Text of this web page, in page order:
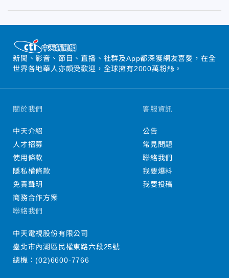
新聞、影音、節目、直播、社群及App都深獲網友喜愛，在全
世界各地華人亦頗受歡迎，全球擁有2000萬粉絲。
關於我們
中天介紹
人才招募
使用條款
隱私權條款
免責聲明
商務合作方案
客服資訊
公告
常見問題
聯絡我們
我要爆料
我要投稿
聯絡我們
中天電視股份有限公司
臺北市內湖區民權東路六段25號
總機：(02)6600-7766